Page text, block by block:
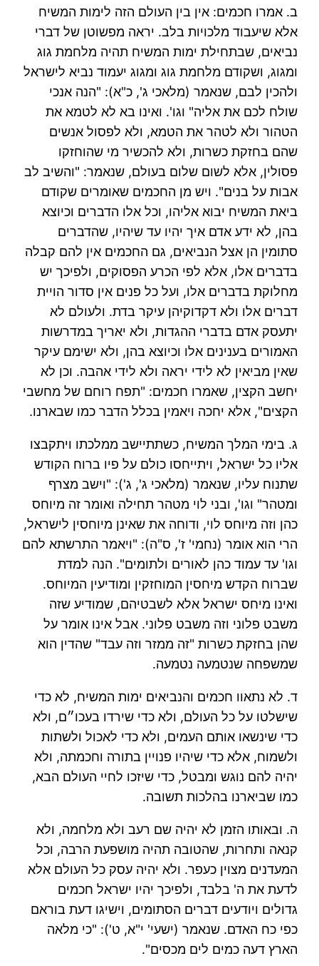
ב. אמרו חכמים: אין בין העולם הזה לימות המשיח
אלא שיעבוד מלכויות בלב. יראה מפשוטן של דברי
נביאים, שבתחילת ימות המשיח תהיה מלחמת גוג
ומגוג, ושקודם מלחמת גוג ומגוג יעמוד נביא לישראל
ולהכין לבם, שנאמר (מלאכי ג', כ"א): "הנה אנכי
שולח לכם את אליה" וגו'. ואינו בא לא לטמא את
הטהור ולא לטהר את הטמא, ולא לפסול אנשים
שהם בחזקת כשרות, ולא להכשיר מי שהוחזקו
פסולין, אלא לשום שלום בעולם, שנאמר: "והשיב לב
אבות על בנים". ויש מן החכמים שאומרים שקודם
ביאת המשיח יבוא אליהו, וכל אלו הדברים וכיוצא
בהן, לא ידע אדם איך יהיו עד שיהיו, שהדברים
סתומין הן אצל הנביאים, גם החכמים אין להם קבלה
בדברים אלו, אלא לפי הכרע הפסוקים, ולפיכך יש
מחלוקת בדברים אלו, ועל כל פנים אין סדור הויית
דברים אלו ולא דקדוקיהן עיקר בדת. ולעולם לא
יתעסק אדם בדברי ההגדות, ולא יאריך במדרשות
האמורים בענינים אלו וכיוצא בהן, ולא ישימם עיקר
שאין מביאין לא לידי יראה ולא לידי אהבה. וכן לא
יחשב הקצין, שאמרו חכמים: "תפח רוחם של מחשבי
הקצים", אלא יחכה ויאמין בכלל הדבר כמו שבארנו.
ג. בימי המלך המשיח, כשתתיישב ממלכתו ויתקבצו
אליו כל ישראל, ויתייחסו כולם על פיו ברוח הקודש
שתנוח עליו, שנאמר (מלאכי ג', ג'): "וישב מצרף
ומטהר" וגו', ובני לוי מטהר תחילה ואומר זה מיוחס
כהן וזה מיוחס לוי, ודוחה את שאינן מיוחסין לישראל,
הרי הוא אומר (נחמי' ז', ס"ה): "ויאמר התרשתא להם
וגו' עד עמוד כהן לאורים ולתומים". הנה למדת
שברוח הקדש מיחסין המוחזקין ומודיעין המיוחס.
ואינו מיחס ישראל אלא לשבטיהם, שמודיע שזה
משבט פלוני וזה משבט פלוני. אבל אינו אומר על
שהן בחזקת כשרות "זה ממזר וזה עבד" שהדין הוא
שמשפחה שנטמעה נטמעה.
ד. לא נתאוו חכמים והנביאים ימות המשיח, לא כדי
שישלטו על כל העולם, ולא כדי שירדו בעכו״ם, ולא
כדי שינשאו אותם העמים, ולא כדי לאכול ולשתות
ולשמוח, אלא כדי שיהיו פנויין בתורה וחכמתה, ולא
יהיה להם נוגש ומבטל, כדי שיזכו לחיי העולם הבא,
כמו שביארנו בהלכות תשובה.
ה. ובאותו הזמן לא יהיה שם רעב ולא מלחמה, ולא
קנאה ותחרות, שהטובה תהיה מושפעת הרבה, וכל
המעדנים מצוין כעפר. ולא יהיה עסק כל העולם אלא
לדעת את ה' בלבד, ולפיכך יהיו ישראל חכמים
גדולים ויודעים דברים הסתומים, וישיגו דעת בוראם
כפי כח האדם. שנאמר (ישעי' י"א, ט'): "כי מלאה
הארץ דעה כמים לים מכסים".